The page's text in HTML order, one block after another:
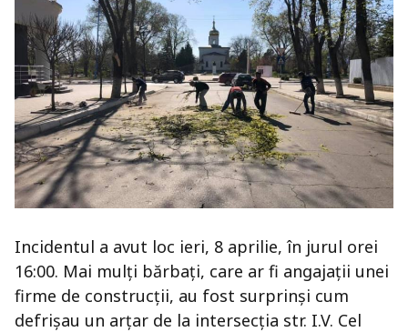
Incidentul a avut loc ieri, 8 aprilie, în jurul orei
16:00. Mai mulți bărbați, care ar fi angajații unei
firme de construcții, au fost surprinși cum
defrișau un arțar de la intersecția str. I.V. Cel